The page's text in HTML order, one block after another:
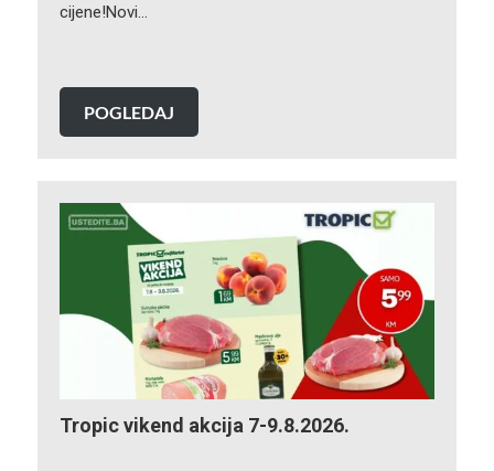
cijene!Novi…
POGLEDAJ
Tropic vikend akcija 7-9.8.2026.